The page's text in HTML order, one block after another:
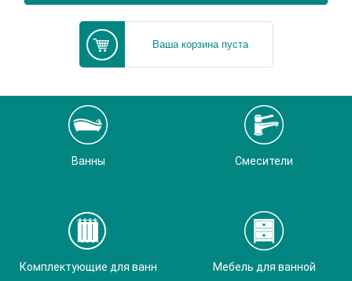
Ваша корзина пуста
Ванны Смесители
Комплектующие для ванн Мебель для ванной